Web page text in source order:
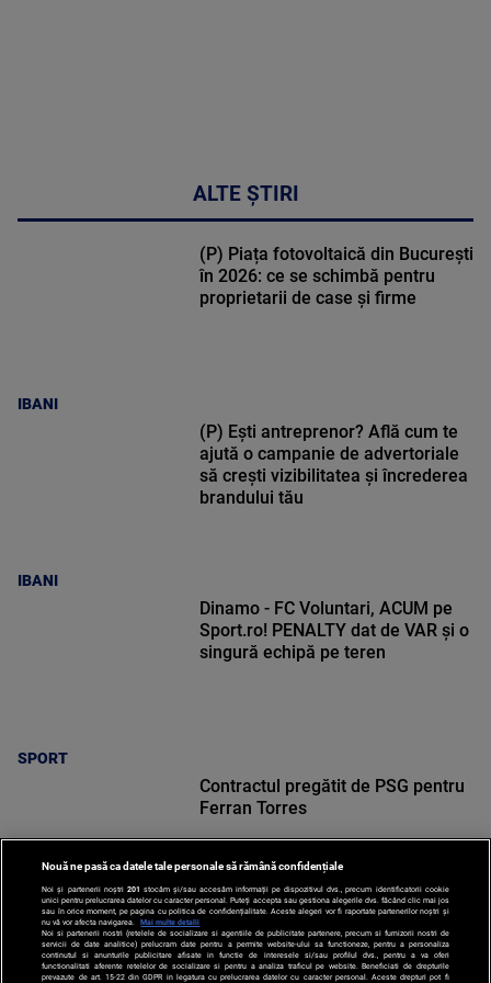
ALTE ȘTIRI
IBANI
(P) Piața fotovoltaică din București
în 2026: ce se schimbă pentru
proprietarii de case și firme
IBANI
(P) Ești antreprenor? Află cum te
ajută o campanie de advertoriale
să crești vizibilitatea și încrederea
brandului tău
SPORT
Dinamo - FC Voluntari, ACUM pe
Sport.ro! PENALTY dat de VAR și o
singură echipă pe teren
SPORT
Contractul pregătit de PSG pentru
Ferran Torres
Nouă ne pasă ca datele tale personale să rămână confidențiale
Noi și partenerii noștri 201 stocăm și/sau accesăm informații pe dispozitivul dvs., precum identificatorii cookie
unici pentru prelucrarea datelor cu caracter personal. Puteți accepta sau gestiona alegerile dvs. făcând clic mai jos
sau în orice moment, pe pagina cu politica de confidențialitate. Aceste alegeri vor fi raportate partenerilor noștri și
nu vă vor afecta navigarea.
Mai multe detalii
Noi si partenerii nostri (retelele de socializare si agentiile de publicitate partenere, precum si furnizorii nostri de
servicii de date analitice) prelucram date pentru a permite website-ului sa functioneze, pentru a personaliza
continutul si anunturile publicitare afisate in functie de interesele si/sau profilul dvs., pentru a va oferi
functionalitati aferente retelelor de socializare si pentru a analiza traficul pe website. Beneficiati de drepturile
prevazute de art. 15-22 din GDPR in legatura cu prelucrarea datelor cu caracter personal. Aceste drepturi pot fi